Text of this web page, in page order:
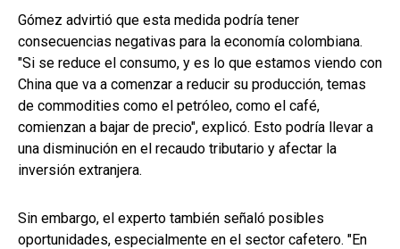
Gómez advirtió que esta medida podría tener
consecuencias negativas para la economía colombiana.
"Si se reduce el consumo, y es lo que estamos viendo con
China que va a comenzar a reducir su producción, temas
de commodities como el petróleo, como el café,
comienzan a bajar de precio", explicó. Esto podría llevar a
una disminución en el recaudo tributario y afectar la
inversión extranjera.
Sin embargo, el experto también señaló posibles
oportunidades, especialmente en el sector cafetero. "En